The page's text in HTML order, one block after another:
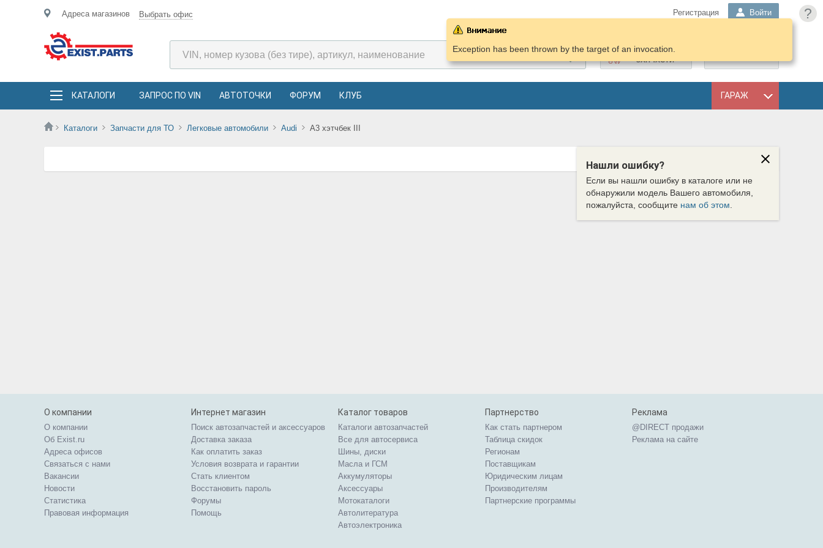
?
Адреса магазинов Выбрать офис Регистрация Войти
ПОДОБРАТЬ
ЗАПЧАСТИ
КАТАЛОГИ ЗАПРОС ПО VIN АВТОТОЧКИ ФОРУМ КЛУБ ГАРАЖ
Каталоги Запчасти для ТО Легковые автомобили Audi A3 хэтчбек III
Exception has been thrown by the target of an invocation.
Нашли ошибку?
Если вы нашли ошибку в каталоге или не
обнаружили модель Вашего автомобиля,
пожалуйста, сообщите нам об этом
О компании
О компании
Об Exist.ru
Адреса офисов
Связаться с нами
Вакансии
Новости
Статистика
Правовая информация
Интернет магазин
Поиск автозапчастей и аксессуаров
Доставка заказа
Как оплатить заказ
Условия возврата и гарантии
Стать клиентом
Восстановить пароль
Форумы
Помощь
Каталог товаров
Каталоги автозапчастей
Все для автосервиса
Шины, диски
Масла и ГСМ
Аккумуляторы
Аксессуары
Мотокаталоги
Автолитература
Автоэлектроника
Партнерство
Как стать партнером
Таблица скидок
Регионам
Поставщикам
Юридическим лицам
Производителям
Партнерские программы
Реклама
@DIRECT продажи
Реклама на сайте